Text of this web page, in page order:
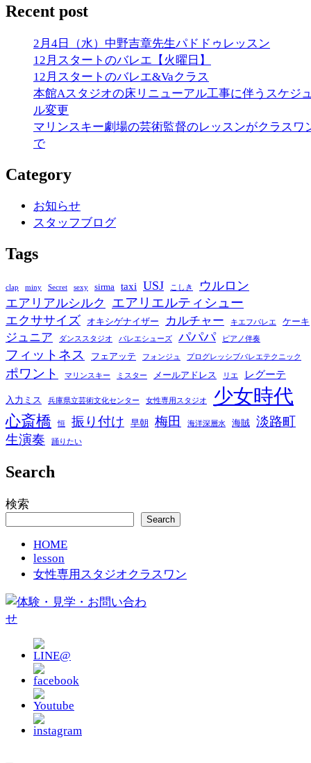
Recent post
2月4日（水）中野吉章先生パドドゥレッスン
12月スタートのバレエ【火曜日】
12月スタートのバレエ&Vaクラス
本館Aスタジオの床リニューアル工事に伴うスケジ
ル変更
マリンスキー劇場の芸術監督のレッスンがクラスワ
で
Category
お知らせ
スタッフブログ
Tags
clap miny Secret sexy sirma taxi USJ こしき
ウルロン
エアリアルシルク
エアリエルティシュー
エクササイズ オキシゲナイザー カルチャー キエフバレエ ケーキ
ジュニア ダンススタジオ バレエシューズ パパパ ピアノ伴奏
フィットネス フェアッテ フォンジュ プログレッシブバレエテクニック
ポワント マリンスキー ミスター メールアドレス リエ レグーテ
入力ミス 兵庫県立芸術文化センター 女性専用スタジオ 少女時代
心斎橋 恒 振り付け 早朝 梅田 海洋深層水 海賊 淡路町
生演奏
踊りたい
Search
検索
Search
HOME
lesson
女性専用スタジオクラスワン